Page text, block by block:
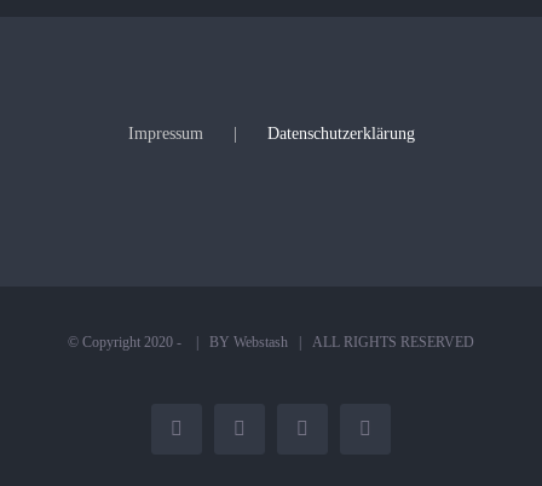
Impressum Datenschutzerklärung
© Copyright 2020 - | BY Webstash | ALL RIGHTS RESERVED
Facebook
X InstagramYouTube